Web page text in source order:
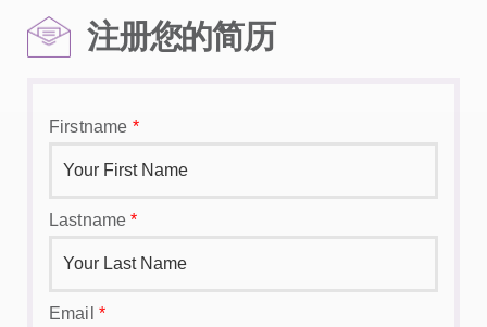
注册您的简历
Firstname *
Lastname*
Email *